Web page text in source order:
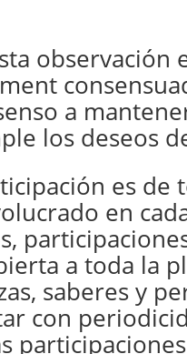
observación
a
los deseos
es de
en
a toda la
saberes y
con